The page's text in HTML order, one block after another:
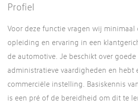
Profiel
Voor deze functie vragen wij
opleiding en ervaring in een
de automotive. Je beschikt over
administratieve vaardigheden en hebt
commerciële instelling. Basiskennis
is een pré of de bereidheid om dit te